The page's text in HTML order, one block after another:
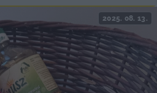
2025. 08. 13.